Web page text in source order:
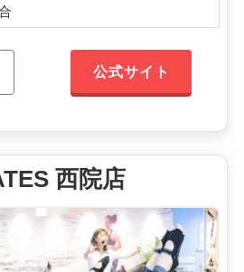
公式サイト
西院店